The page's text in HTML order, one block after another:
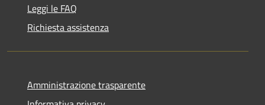
Leggi le FAQ
Richiesta assistenza
Amministrazione trasparente